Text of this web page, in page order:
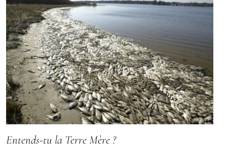
Entends-tu la Terre Mère ?